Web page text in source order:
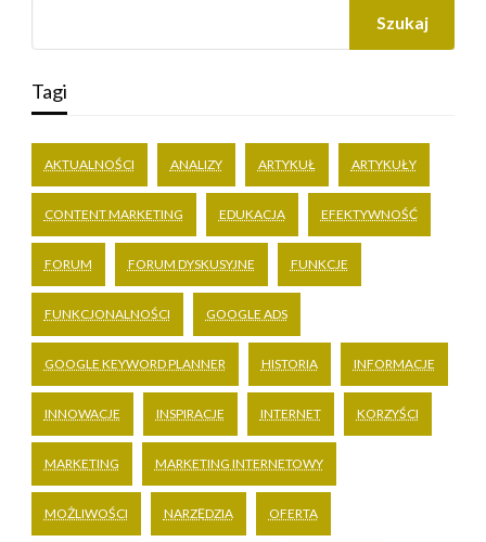
Szukaj
Tagi
AKTUALNOŚCI ANALIZY ARTYKUŁ ARTYKUŁY
CONTENT MARKETING EDUKACJA EFEKTYWNOŚĆ
FORUM FORUM DYSKUSYJNE FUNKCJE
FUNKCJONALNOŚCI GOOGLE ADS
GOOGLE KEYWORD PLANNER HISTORIA INFORMACJE
INNOWACJE INSPIRACJE INTERNET KORZYŚCI
MARKETING MARKETING INTERNETOWY
MOŻLIWOŚCI NARZĘDZIA OFERTA